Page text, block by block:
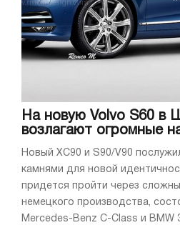
На новую Volvo S60 в
возлагают огромные
Новый XC90 и S90/V90
камнями для новой
придется пройти через
немецкого производства,
Mercedes-Benz C-Class и BMW